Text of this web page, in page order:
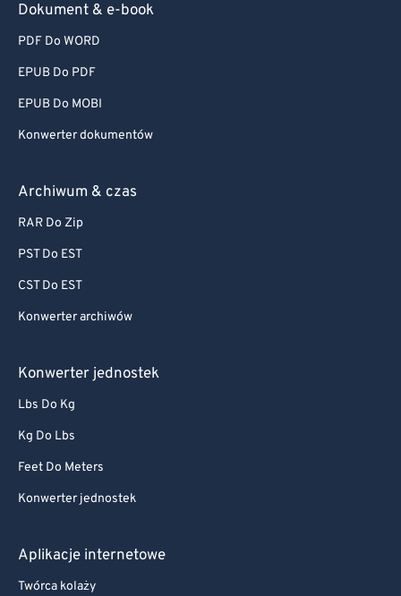
Dokument & e-book
PDF Do WORD
EPUB Do PDF
EPUB Do MOBI
Konwerter dokumentów
Archiwum & czas
RAR Do Zip
PST Do EST
CST Do EST
Konwerter archiwów
Konwerter jednostek
Lbs Do Kg
Kg Do Lbs
Feet Do Meters
Konwerter jednostek
Aplikacje internetowe
Twórca kolaży